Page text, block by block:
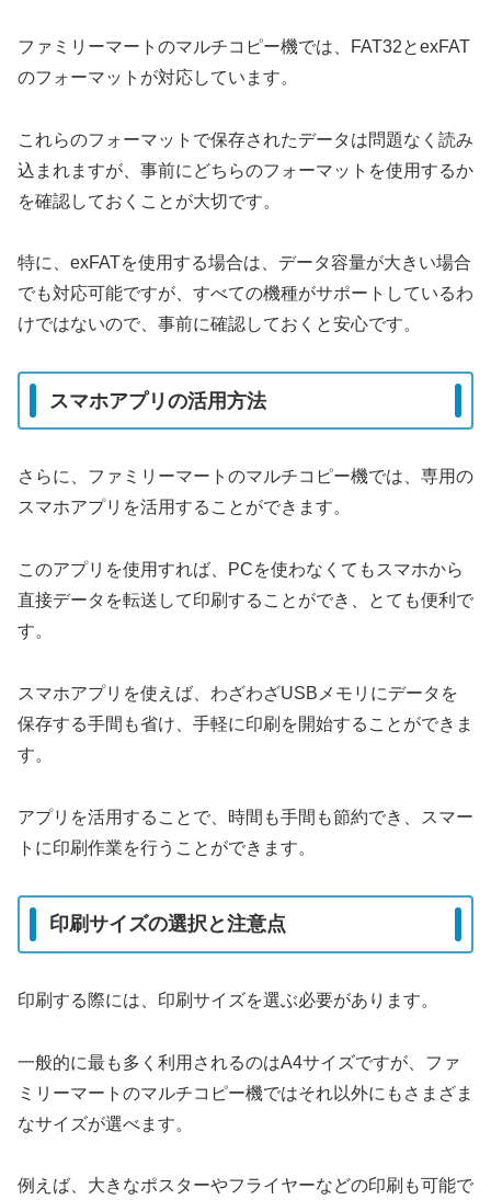
ファミリーマートのマルチコピー機では、FAT32とexFAT
のフォーマットが対応しています。
これらのフォーマットで保存されたデータは問題なく読み
込まれますが、事前にどちらのフォーマットを使用するか
を確認しておくことが大切です。
特に、exFATを使用する場合は、データ容量が大きい場合
でも対応可能ですが、すべての機種がサポートしているわ
けではないので、事前に確認しておくと安心です。
スマホアプリの活用方法
さらに、ファミリーマートのマルチコピー機では、専用の
スマホアプリを活用することができます。
このアプリを使用すれば、PCを使わなくてもスマホから
直接データを転送して印刷することができ、とても便利で
す。
スマホアプリを使えば、わざわざUSBメモリにデータを
保存する手間も省け、手軽に印刷を開始することができま
す。
アプリを活用することで、時間も手間も節約でき、スマー
トに印刷作業を行うことができます。
印刷サイズの選択と注意点
印刷する際には、印刷サイズを選ぶ必要があります。
一般的に最も多く利用されるのはA4サイズですが、ファ
ミリーマートのマルチコピー機ではそれ以外にもさまざま
なサイズが選べます。
例えば、大きなポスターやフライヤーなどの印刷も可能で